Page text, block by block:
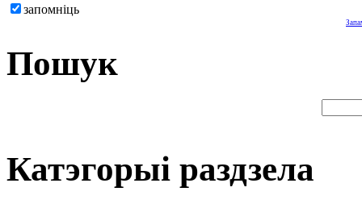
запомніць
Пошук
Катэгорыі раздзела